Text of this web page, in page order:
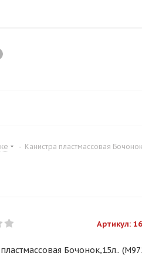
- Канистра пластмассовая
Артикул:
Бочонок,15л..